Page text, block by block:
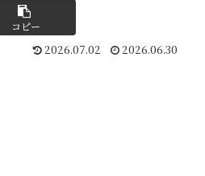
コピー
2026.07.02 2026.06.30